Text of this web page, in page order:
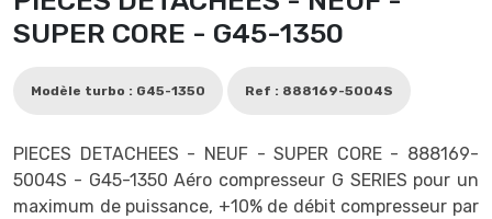
SUPER CORE - G45-1350
Modèle turbo : G45-1350 Ref : 888169-5004S
PIECES DETACHEES - NEUF - SUPER CORE - 888169-
5004S - G45-1350 Aéro compresseur G SERIES pour un
maximum de puissance, +10% de débit compresseur par